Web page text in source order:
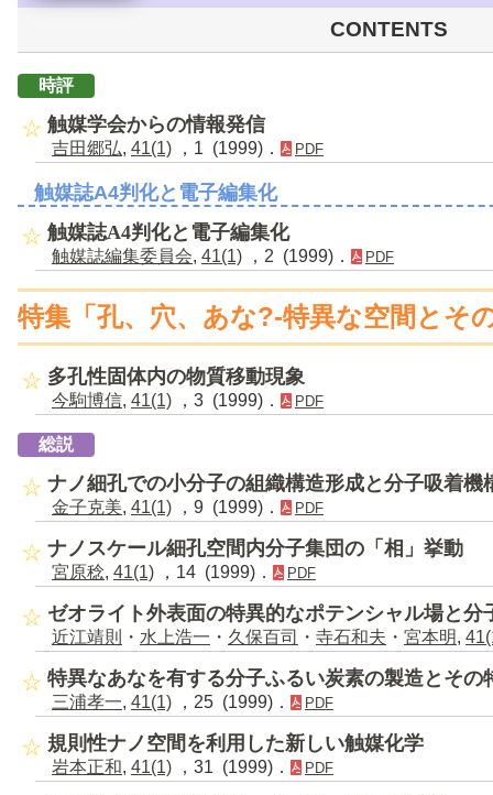
CONTENTS
時評
触媒学会からの情報発信
吉田郷弘, 41(1) ，1 (1999)． PDF
触媒誌A4判化と電子編集化
触媒誌A4判化と電子編集化
触媒誌編集委員会, 41(1) ，2 (1999)． PDF
特集「孔、穴、あな?-特異な空間とそ
多孔性固体内の物質移動現象
今駒博信, 41(1) ，3 (1999)． PDF
総説
ナノ細孔での小分子の組織構造形成と分子吸着機
金子克美, 41(1) ，9 (1999)． PDF
ナノスケール細孔空間内分子集団の「相」挙動
宮原稔, 41(1) ，14 (1999)． PDF
ゼオライト外表面の特異的なポテンシャル場と分
近江靖則 ・ 水上浩一 ・ 久保百司 ・ 寺石和夫 ・ 宮本明,
特異なあなを有する分子ふるい炭素の製造とその
三浦孝一, 41(1) ，25 (1999)． PDF
規則性ナノ空間を利用した新しい触媒化学
岩本正和, 41(1) ，31 (1999)． PDF